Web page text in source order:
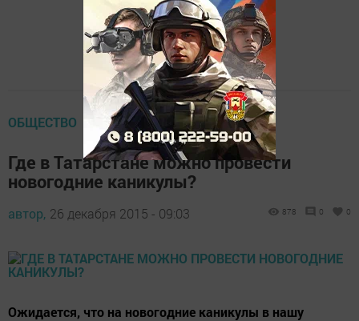
ОБЩЕСТВО
Где в Татарстане можно провести
новогодние каникулы?
автор, 26 декабря 2015 - 09:03 878 0 0
Ожидается, что на новогодние каникулы в нашу